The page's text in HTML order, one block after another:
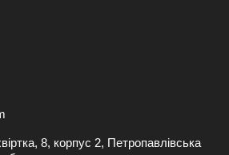
8, корпус 2, Петропавлівська